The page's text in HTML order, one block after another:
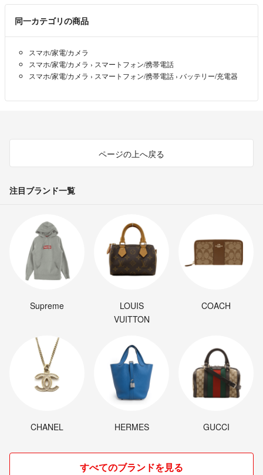
同一カテゴリの商品
スマホ/家電/カメラ
スマホ/家電/カメラ › スマートフォン/携帯電話
スマホ/家電/カメラ › スマートフォン/携帯電話 › バッテリー/充電器
ページの上へ戻る
注目ブランド一覧
Supreme
LOUIS
VUITTON
COACH
CHANEL HERMES GUCCI
すべてのブランドを見る